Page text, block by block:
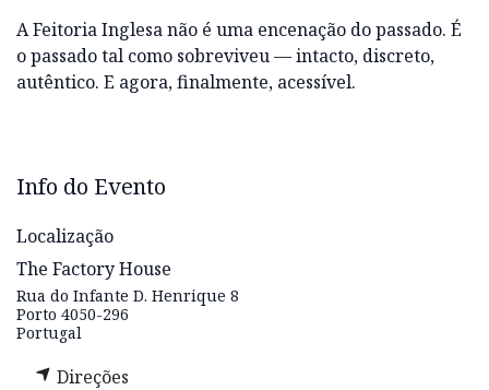
A Feitoria Inglesa não é uma encenação do passado. É
o passado tal como sobreviveu — intacto, discreto,
autêntico. E agora, finalmente, acessível.
Info do Evento
Localização
The Factory House
Rua do Infante D. Henrique 8
Porto 4050-296
Portugal
Direções